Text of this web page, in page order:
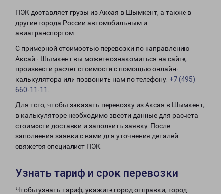
ПЭК доставляет грузы из Аксая в Шымкент, а также в
другие города России автомобильным и
авиатранспортом.
С примерной стоимостью перевозки по направлению
Аксай - Шымкент вы можете ознакомиться на сайте,
произвести расчет стоимости с помощью онлайн-
калькулятора или позвонить нам по телефону: +7 (495)
660-11-11
Для того, чтобы заказать перевозку из Аксая в Шымкент,
в калькуляторе необходимо ввести данные для расчета
стоимости доставки и заполнить заявку. После
заполнения заявки с вами для уточнения деталей
свяжется специалист ПЭК.
Узнать тариф и срок перевозки
Чтобы узнать тариф, укажите город отправки, город